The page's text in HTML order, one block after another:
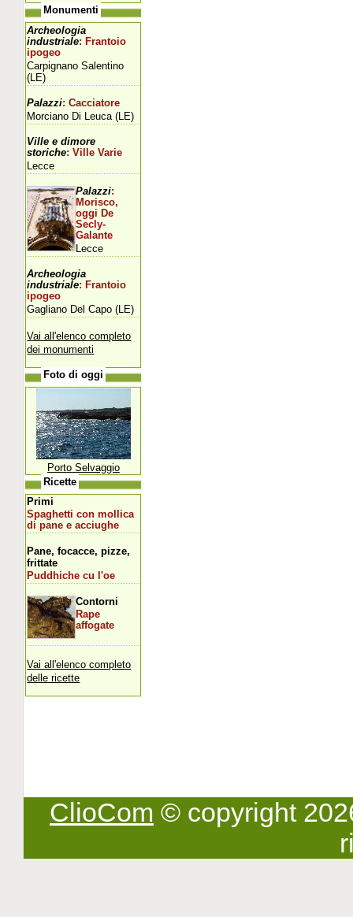
Monumenti
Archeologia
industriale: Frantoio
ipogeo
Carpignano Salentino
(LE)
Palazzi: Cacciatore
Morciano Di Leuca (LE)
Ville e dimore
storiche: Ville Varie
Lecce
Palazzi:
Morisco,
oggi De
Secly-
Galante
Lecce
Archeologia
industriale: Frantoio
ipogeo
Gagliano Del Capo (LE)
Vai all'elenco completo
dei monumenti
Foto di oggi
Porto Selvaggio
Ricette
Primi
Spaghetti con mollica
di pane e acciughe
Pane, focacce, pizze,
frittate
Puddhiche cu l'oe
Contorni
Rape
affogate
Vai all'elenco completo
delle ricette
ClioCom © copyright